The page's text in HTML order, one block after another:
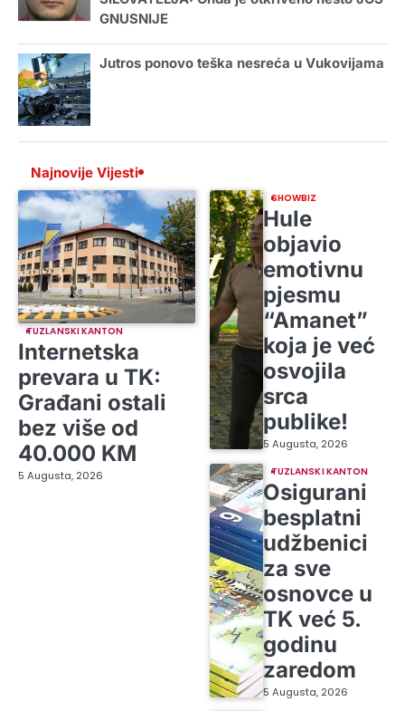
GNUSNIJE
Jutros ponovo teška nesreća u Vukovijama
Najnovije Vijesti
TUZLANSKI KANTON
Internetska
prevara u TK:
Građani ostali
bez više od
40.000 KM
5 Augusta, 2026
SHOWBIZ
Hule
objavio
emotivnu
pjesmu
“Amanet”
koja je već
osvojila
srca
publike!
5 Augusta, 2026
TUZLANSKI KANTON
Osigurani
besplatni
udžbenici
za sve
osnovce u
TK već 5.
godinu
zaredom
5 Augusta, 2026